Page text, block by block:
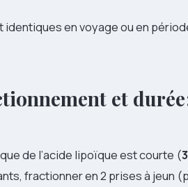
en voyage ou en
et
de l’acide lipoïque est courte (
fractionner en 2 prises à jeun